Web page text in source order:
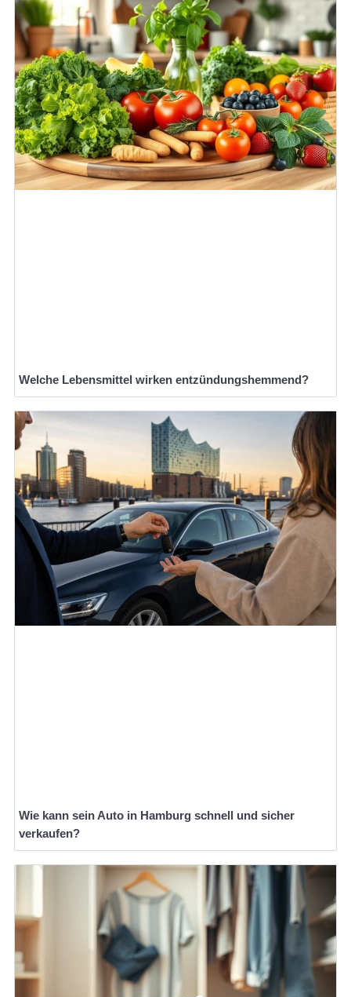
Welche Lebensmittel wirken entzündungshemmend?
Wie kann sein Auto in Hamburg schnell und sicher
verkaufen?